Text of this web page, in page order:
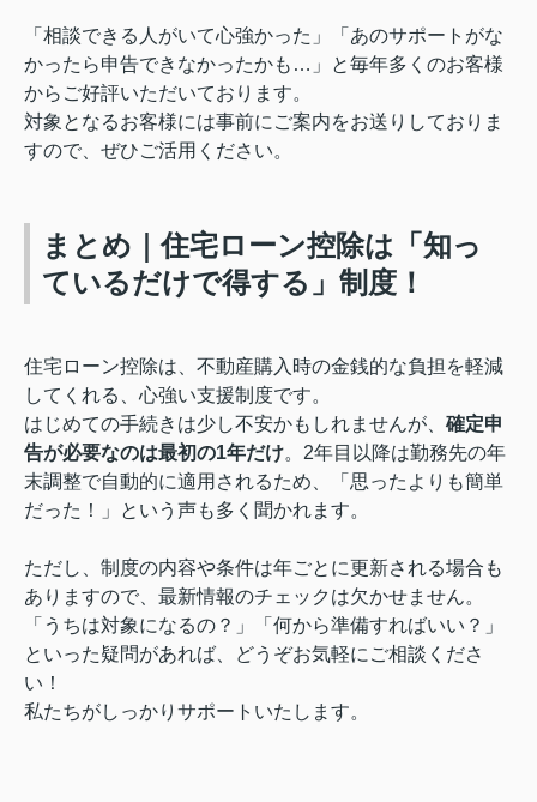
「相談できる人がいて心強かった」「あのサポートがな
かったら申告できなかったかも…」と毎年多くのお客様
からご好評いただいております。
対象となるお客様には事前にご案内をお送りしておりま
すので、ぜひご活用ください。
まとめ｜住宅ローン控除は「知っ
ているだけで得する」制度！
住宅ローン控除は、不動産購入時の金銭的な負担を軽減
してくれる、心強い支援制度です。
はじめての手続きは少し不安かもしれませんが、 確定申
告が必要なのは最初の1年だけ。2年目以降は勤務先の年
末調整で自動的に適用されるため、「思ったよりも簡単
だった！」という声も多く聞かれます。
ただし、制度の内容や条件は年ごとに更新される場合も
ありますので、最新情報のチェックは欠かせません。
「うちは対象になるの？」「何から準備すればいい？」
といった疑問があれば、どうぞお気軽にご相談くださ
い！
私たちがしっかりサポートいたします。